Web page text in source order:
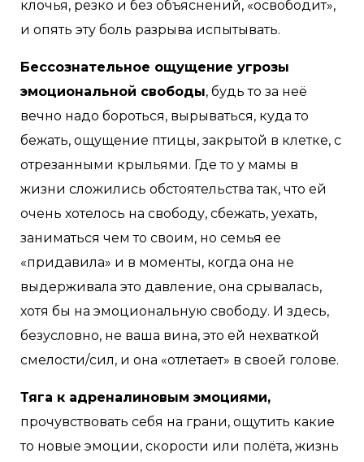
клочья, резко и без объяснений, «освободит»,
и опять эту боль разрыва испытывать.
Бессознательное ощущение угрозы
эмоциональной свободы, будь то за неё
вечно надо бороться, вырываться, куда то
бежать, ощущение птицы, закрытой в клетке, с
отрезанными крыльями. Где то у мамы в
жизни сложились обстоятельства так, что ей
очень хотелось на свободу, сбежать, уехать,
заниматься чем то своим, но семья ее
«придавила» и в моменты, когда она не
выдерживала это давление, она срывалась,
хотя бы на эмоциональную свободу. И здесь,
безусловно, не ваша вина, это ей нехваткой
смелости/сил, и она «отлетает» в своей голове.
Тяга к адреналиновым эмоциями,
прочувствовать себя на грани, ощутить какие
то новые эмоции, скорости или полёта, жизнь